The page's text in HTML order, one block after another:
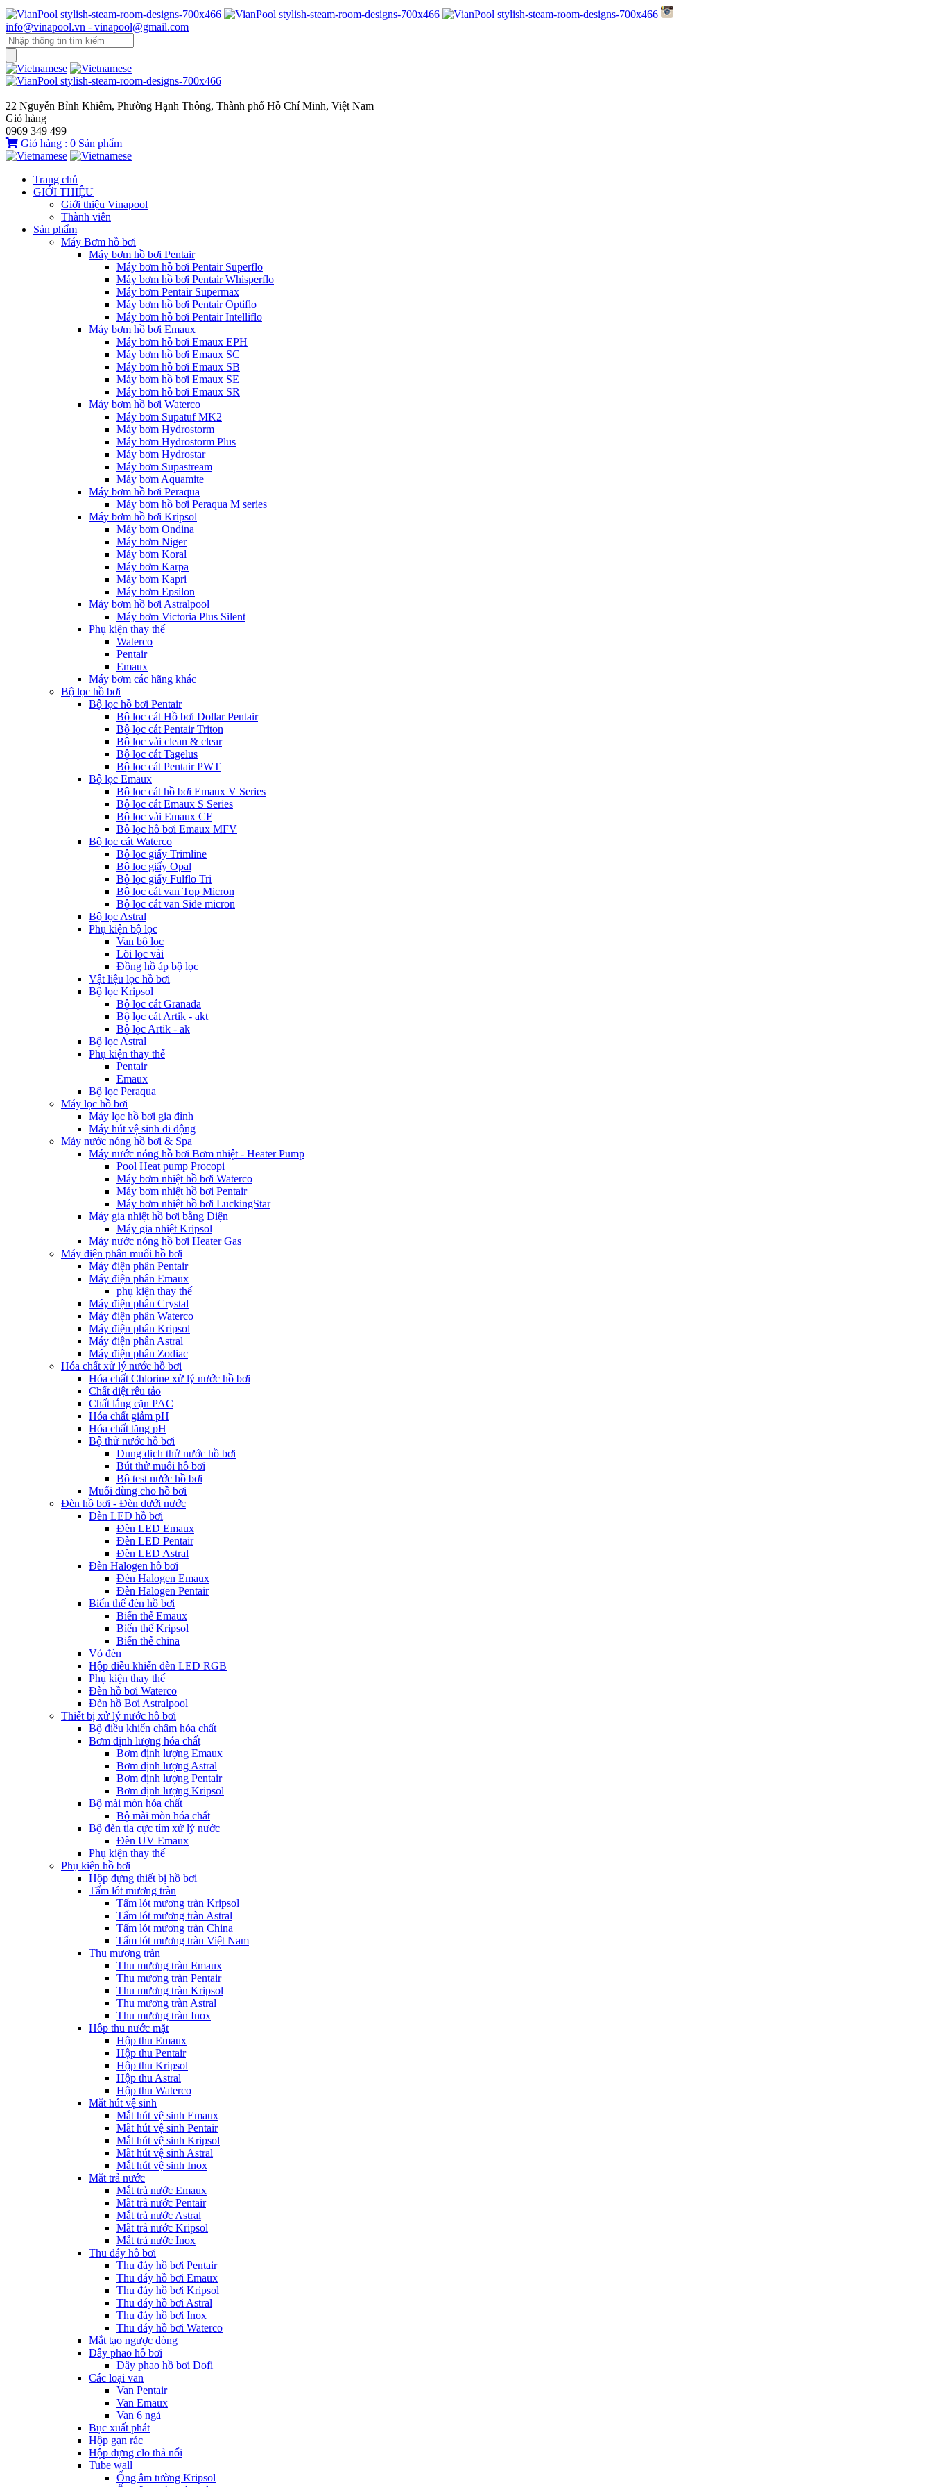
info@vinapool.vn - vinapool@gmail.com
22 Nguyễn Bỉnh Khiêm, Phường Hạnh Thông, Thành phố Hồ Chí Minh, Việt Nam
Giỏ hàng
0969 349 499
Giỏ hàng : 0 Sản phẩm
Trang chủ
GIỚI THIỆU
Giới thiệu Vinapool
Thành viên
Sản phẩm
Máy Bơm hồ bơi
Máy bơm hồ bơi Pentair
Máy bơm hồ bơi Pentair Superflo
Máy bơm hồ bơi Pentair Whisperflo
Máy bơm Pentair Supermax
Máy bơm hồ bơi Pentair Optiflo
Máy bơm hồ bơi Pentair Intelliflo
Máy bơm hồ bơi Emaux
Máy bơm hồ bơi Emaux EPH
Máy bơm hồ bơi Emaux SC
Máy bơm hồ bơi Emaux SB
Máy bơm hồ bơi Emaux SE
Máy bơm hồ bơi Emaux SR
Máy bơm hồ bơi Waterco
Máy bơm Supatuf MK2
Máy bơm Hydrostorm
Máy bơm Hydrostorm Plus
Máy bơm Hydrostar
Máy bơm Supastream
Máy bơm Aquamite
Máy bơm hồ bơi Peraqua
Máy bơm hồ bơi Peraqua M series
Máy bơm hồ bơi Kripsol
Máy bơm Ondina
Máy bơm Niger
Máy bơm Koral
Máy bơm Karpa
Máy bơm Kapri
Máy bơm Epsilon
Máy bơm hồ bơi Astralpool
Máy bơm Victoria Plus Silent
Phụ kiện thay thế
Waterco
Pentair
Emaux
Máy bơm các hãng khác
Bộ lọc hồ bơi
Bộ lọc hồ bơi Pentair
Bộ lọc cát Hồ bơi Dollar Pentair
Bộ lọc cát Pentair Triton
Bộ lọc vải clean & clear
Bộ lọc cát Tagelus
Bộ lọc cát Pentair PWT
Bộ lọc Emaux
Bộ lọc cát hồ bơi Emaux V Series
Bộ lọc cát Emaux S Series
Bộ lọc vải Emaux CF
Bô lọc hồ bơi Emaux MFV
Bộ lọc cát Waterco
Bộ lọc giấy Trimline
Bộ lọc giấy Opal
Bộ lọc giấy Fulflo Tri
Bộ lọc cát van Top Micron
Bộ lọc cát van Side micron
Bộ lọc Astral
Phụ kiện bộ lọc
Van bộ lọc
Lõi lọc vải
Đồng hồ áp bộ lọc
Vật liệu lọc hồ bơi
Bộ lọc Kripsol
Bộ lọc cát Granada
Bộ lọc cát Artik - akt
Bộ lọc Artik - ak
Bộ lọc Astral
Phụ kiện thay thế
Pentair
Emaux
Bộ lọc Peraqua
Máy lọc hồ bơi
Máy lọc hồ bơi gia đình
Máy hút vệ sinh di động
Máy nước nóng hồ bơi & Spa
Máy nước nóng hồ bơi Bơm nhiệt - Heater Pump
Pool Heat pump Procopi
Máy bơm nhiệt hồ bơi Waterco
Máy bơm nhiệt hồ bơi Pentair
Máy bơm nhiệt hồ bơi LuckingStar
Máy gia nhiệt hồ bơi bằng Điện
Máy gia nhiệt Kripsol
Máy nước nóng hồ bơi Heater Gas
Máy điện phân muối hồ bơi
Máy điện phân Pentair
Máy điện phân Emaux
phụ kiện thay thế
Máy điện phân Crystal
Máy điện phân Waterco
Máy điện phân Kripsol
Máy điện phân Astral
Máy điện phân Zodiac
Hóa chất xử lý nước hồ bơi
Hóa chất Chlorine xử lý nước hồ bơi
Chất diệt rêu tảo
Chất lắng cặn PAC
Hóa chất giảm pH
Hóa chất tăng pH
Bộ thử nước hồ bơi
Dung dịch thử nước hồ bơi
Bút thử muối hồ bơi
Bộ test nước hồ bơi
Muối dùng cho hồ bơi
Đèn hồ bơi - Đèn dưới nước
Đèn LED hồ bơi
Đèn LED Emaux
Đèn LED Pentair
Đèn LED Astral
Đèn Halogen hồ bơi
Đèn Halogen Emaux
Đèn Halogen Pentair
Biến thế đèn hồ bơi
Biến thế Emaux
Biến thế Kripsol
Biến thế china
Vỏ đèn
Hộp điều khiển đèn LED RGB
Phụ kiện thay thế
Đèn hồ bơi Waterco
Đèn hồ Bơi Astralpool
Thiết bị xử lý nước hồ bơi
Bộ điều khiển châm hóa chất
Bơm định lượng hóa chất
Bơm định lượng Emaux
Bơm định lượng Astral
Bơm định lượng Pentair
Bơm định lượng Kripsol
Bộ mài mòn hóa chất
Bộ mài mòn hóa chất
Bộ đèn tia cực tím xử lý nước
Đèn UV Emaux
Phụ kiện thay thế
Phụ kiện hồ bơi
Hộp đựng thiết bị hồ bơi
Tấm lót mương tràn
Tấm lót mương tràn Kripsol
Tấm lót mương tràn Astral
Tấm lót mương tràn China
Tấm lót mương tràn Việt Nam
Thu mương tràn
Thu mương tràn Emaux
Thu mương tràn Pentair
Thu mương tràn Kripsol
Thu mương tràn Astral
Thu mương tràn Inox
Hôp thu nước mặt
Hộp thu Emaux
Hộp thu Pentair
Hộp thu Kripsol
Hộp thu Astral
Hộp thu Waterco
Mắt hút vệ sinh
Mắt hút vệ sinh Emaux
Mắt hút vệ sinh Pentair
Mắt hút vệ sinh Kripsol
Mắt hút vệ sinh Astral
Mắt hút vệ sinh Inox
Mắt trả nước
Mắt trả nước Emaux
Mắt trả nước Pentair
Mắt trả nước Astral
Mắt trả nước Kripsol
Mắt trả nước Inox
Thu đáy hồ bơi
Thu đáy hồ bơi Pentair
Thu đáy hồ bơi Emaux
Thu đáy hồ bơi Kripsol
Thu đáy hồ bơi Astral
Thu đáy hồ bơi Inox
Thu đáy hồ bơi Waterco
Mắt tạo ngược dòng
Dây phao hồ bơi
Dây phao hồ bơi Dofi
Các loại van
Van Pentair
Van Emaux
Van 6 ngả
Bục xuất phát
Hộp gạn rác
Hộp đựng clo thả nổi
Tube wall
Ống âm tường Kripsol